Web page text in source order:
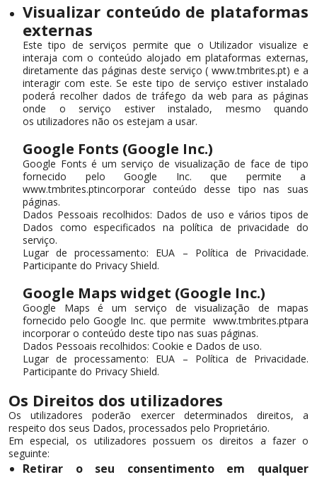
Visualizar conteúdo de plataformas
externas
Este tipo de serviços permite que o Utilizador visualize e
interaja com o conteúdo alojado em plataformas externas,
diretamente das páginas deste serviço ( www.tmbrites.pt) e a
interagir com este. Se este tipo de serviço estiver instalado
poderá recolher dados de tráfego da web para as páginas
onde o serviço estiver instalado, mesmo quando
os utilizadores não os estejam a usar.
Google Fonts (Google Inc.)
Google Fonts é um serviço de visualização de face de tipo
fornecido pelo Google Inc. que permite a
www.tmbrites.ptincorporar conteúdo desse tipo nas suas
páginas.
Dados Pessoais recolhidos: Dados de uso e vários tipos de
Dados como especificados na política de privacidade do
serviço.
Lugar de processamento: EUA – Política de Privacidade.
Participante do Privacy Shield.
Google Maps widget (Google Inc.)
Google Maps é um serviço de visualização de mapas
fornecido pelo Google Inc. que permite www.tmbrites.ptpara
incorporar o conteúdo deste tipo nas suas páginas.
Dados Pessoais recolhidos: Cookie e Dados de uso.
Lugar de processamento: EUA – Política de Privacidade.
Participante do Privacy Shield.
Os Direitos dos utilizadores
Os utilizadores poderão exercer determinados direitos, a
respeito dos seus Dados, processados pelo Proprietário.
Em especial, os utilizadores possuem os direitos a fazer o
seguinte:
Retirar o seu consentimento em qualquer